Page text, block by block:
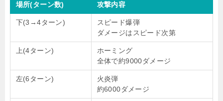
場所(ターン数) 攻撃内容
下(3→4ターン)
スピード爆弾
ダメージはスピード次第
上(4ターン)
ホーミング
全体で約9000ダメージ
左(6ターン)
火炎弾
約6000ダメージ